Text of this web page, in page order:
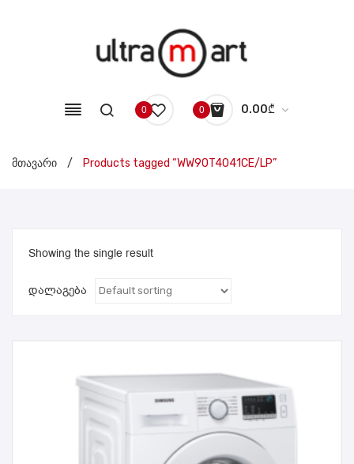
0 0 0.00₾
No products in the cart.
მთავარი / Products tagged “WW90T4041CE/LP”
Showing the single result
დალაგება